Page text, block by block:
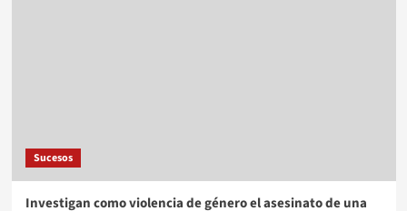
Sucesos
Investigan como violencia de género el asesinato de una